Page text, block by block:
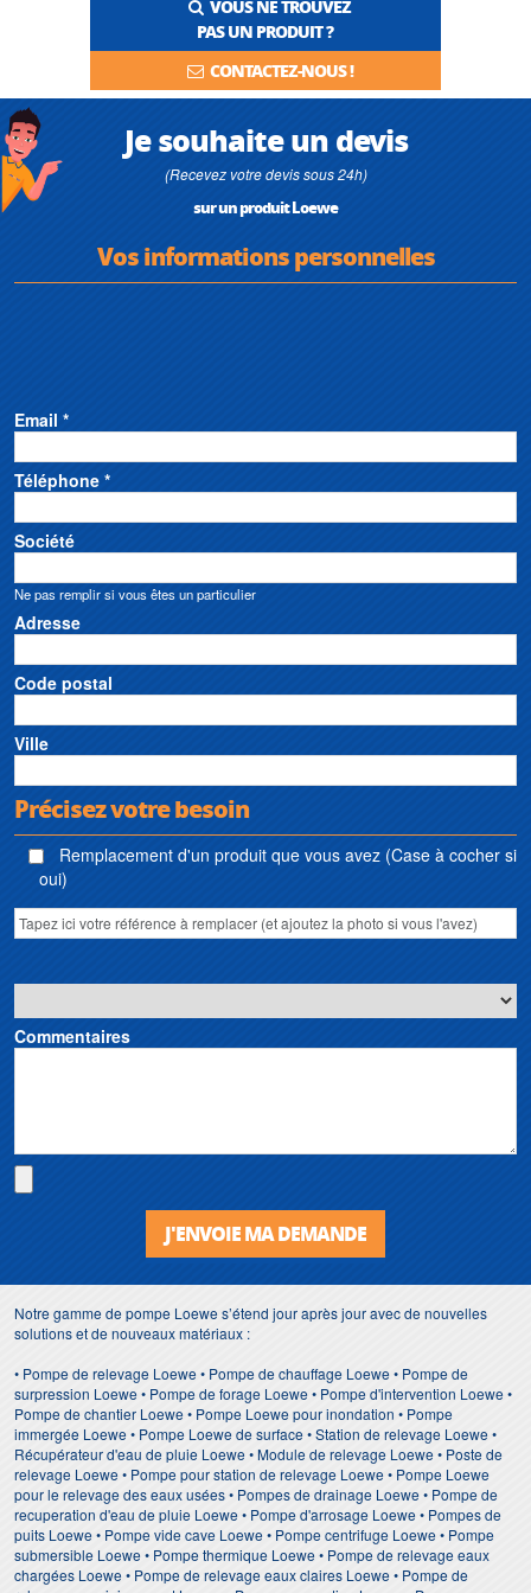
VOUS NE TROUVEZ
PAS UN PRODUIT ?
CONTACTEZ-NOUS !
Je souhaite un devis
(Recevez votre devis sous 24h)
sur un produit Loewe
Vos informations personnelles
Email *
Téléphone *
Société
Ne pas remplir si vous êtes un particulier
Adresse
Code postal
Ville
Précisez votre besoin
Remplacement d'un produit que vous avez (Case à cocher si
oui)
Commentaires
J'ENVOIE MA DEMANDE
Notre gamme de pompe Loewe s’étend jour après jour avec de nouvelles
solutions et de nouveaux matériaux :
• Pompe de relevage Loewe • Pompe de chauffage Loewe • Pompe de
surpression Loewe • Pompe de forage Loewe • Pompe d'intervention Loewe •
Pompe de chantier Loewe • Pompe Loewe pour inondation • Pompe
immergée Loewe • Pompe Loewe de surface • Station de relevage Loewe •
Récupérateur d'eau de pluie Loewe • Module de relevage Loewe • Poste de
relevage Loewe • Pompe pour station de relevage Loewe • Pompe Loewe
pour le relevage des eaux usées • Pompes de drainage Loewe • Pompe de
recuperation d'eau de pluie Loewe • Pompe d'arrosage Loewe • Pompes de
puits Loewe • Pompe vide cave Loewe • Pompe centrifuge Loewe • Pompe
submersible Loewe • Pompe thermique Loewe • Pompe de relevage eaux
chargées Loewe • Pompe de relevage eaux claires Loewe • Pompe de